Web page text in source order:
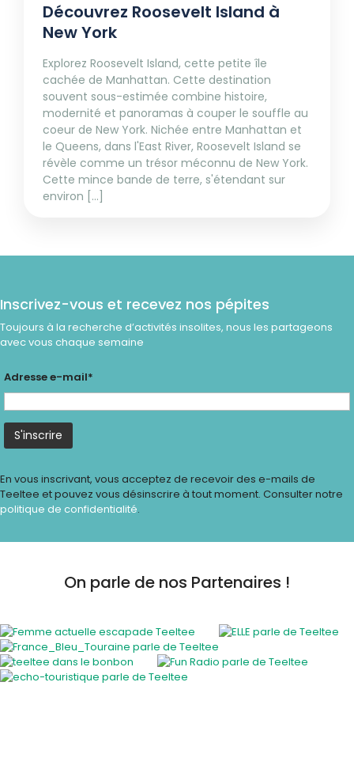
Découvrez Roosevelt Island à
New York
Explorez Roosevelt Island, cette petite île
cachée de Manhattan. Cette destination
souvent sous-estimée combine histoire,
modernité et panoramas à couper le souffle au
coeur de New York. Nichée entre Manhattan et
le Queens, dans l'East River, Roosevelt Island se
révèle comme un trésor méconnu de New York.
Cette mince bande de terre, s'étendant sur
environ [...]
Inscrivez-vous et recevez nos pépites
Toujours à la recherche d’activités insolites, nous les partageons
avec vous chaque semaine
Adresse e-mail*
En vous inscrivant, vous acceptez de recevoir des e-mails de
Teeltee et pouvez vous désinscrire à tout moment. Consulter notre
politique de confidentialité.
On parle de nos Partenaires !